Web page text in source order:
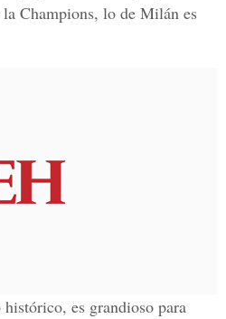
Champions, lo de Milán es
es grandioso para